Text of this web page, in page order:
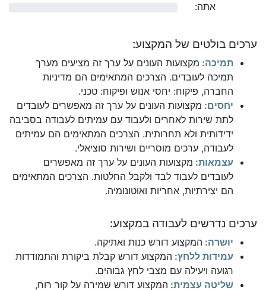
אתה:
ערכים בולטים של המקצוע:
תמיכה: מקצועות העונים על ערך זה מציעים מערך
תמיכה לעובדים. הצרכים המתאימים הם מדיניות
החברה, פיקוח: יחסי אנוש ופיקוח: טכני.
יחסים: מקצועות העונים על ערך זה מאפשרים לעובדים
לתת שירות לאחרים ולעבוד עם עמיתים לעבודה בסביבה
ידידותית ולא תחרותית. הצרכים המתאימים הם עמיתים
לעבודה, ערכים מוסריים ושירות סוציאלי.
עצמאות: מקצועות העונים על ערך זה מאפשרים
לעובדים לעבוד לבד ולקבל החלטות. הצרכים המתאימים
הם יצירתיות, אחריות ואוטונומיה.
ערכים נדרשים לעבודה במקצוע:
יושרה: המקצוע דורש כנות ואתיקה.
עמידות ללחץ: המקצוע דורש קבלת ביקורת והתמודדות
רגועה ויעילה עם מצבי לחץ גבוהים.
שליטה עצמית: המקצוע דורש שמירה על קור רוח,